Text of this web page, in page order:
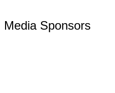
Media Sponsors